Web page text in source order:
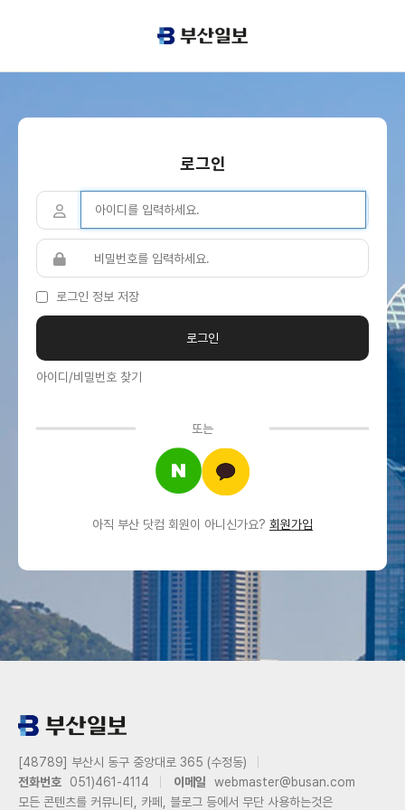
로그인
로그인 정보 저장
아이디/비밀번호 찾기
또는
아직 부산 닷컴 회원이 아니신가요? 회원가입
[48789] 부산시 동구 중앙대로 365 (수정동)
전화번호
051)461-4114 이메일
webmaster@busan.com
모든 콘텐츠를 커뮤니티, 카페, 블로그 등에서 무단 사용하는것은